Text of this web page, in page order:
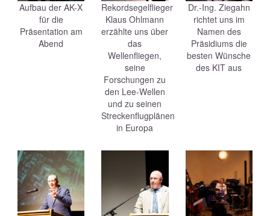
Aufbau der AK-X
für die
Präsentation am
Abend
Rekordsegelflieger
Klaus Ohlmann
erzählte uns über
das
Wellenfliegen,
seine
Forschungen zu
den Lee-Wellen
und zu seinen
Streckenflugplänen
in Europa
Dr.-Ing. Ziegahn
richtet uns im
Namen des
Präsidiums die
besten Wünsche
des KIT aus